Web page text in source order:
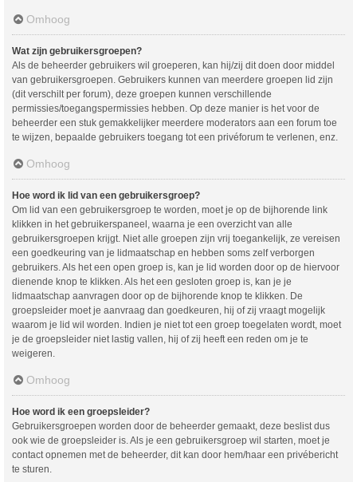
Omhoog
Wat zijn gebruikersgroepen?
Als de beheerder gebruikers wil groeperen, kan hij/zij dit doen door middel
van gebruikersgroepen. Gebruikers kunnen van meerdere groepen lid zijn
(dit verschilt per forum), deze groepen kunnen verschillende
permissies/toegangspermissies hebben. Op deze manier is het voor de
beheerder een stuk gemakkelijker meerdere moderators aan een forum toe
te wijzen, bepaalde gebruikers toegang tot een privéforum te verlenen, enz.
Omhoog
Hoe word ik lid van een gebruikersgroep?
Om lid van een gebruikersgroep te worden, moet je op de bijhorende link
klikken in het gebruikerspaneel, waarna je een overzicht van alle
gebruikersgroepen krijgt. Niet alle groepen zijn vrij toegankelijk, ze vereisen
een goedkeuring van je lidmaatschap en hebben soms zelf verborgen
gebruikers. Als het een open groep is, kan je lid worden door op de hiervoor
dienende knop te klikken. Als het een gesloten groep is, kan je je
lidmaatschap aanvragen door op de bijhorende knop te klikken. De
groepsleider moet je aanvraag dan goedkeuren, hij of zij vraagt mogelijk
waarom je lid wil worden. Indien je niet tot een groep toegelaten wordt, moet
je de groepsleider niet lastig vallen, hij of zij heeft een reden om je te
weigeren.
Omhoog
Hoe word ik een groepsleider?
Gebruikersgroepen worden door de beheerder gemaakt, deze beslist dus
ook wie de groepsleider is. Als je een gebruikersgroep wil starten, moet je
contact opnemen met de beheerder, dit kan door hem/haar een privébericht
te sturen.